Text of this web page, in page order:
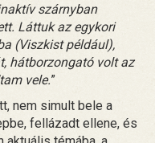
szárnyban
Láttuk az egykori
(Viszkist például),
hátborzongató volt az
vele.”
nem simult bele a
fellázadt ellene, és